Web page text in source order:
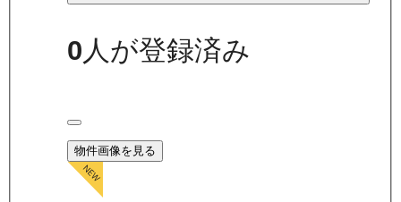
0 人が登録済み
物件画像を見る